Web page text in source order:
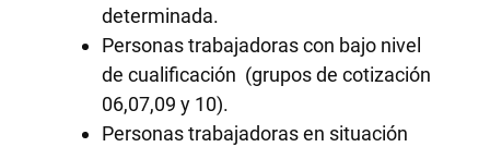
determinada.
Personas trabajadoras con bajo nivel
de cualificación (grupos de cotización
06,07,09 y 10).
Personas trabajadoras en situación